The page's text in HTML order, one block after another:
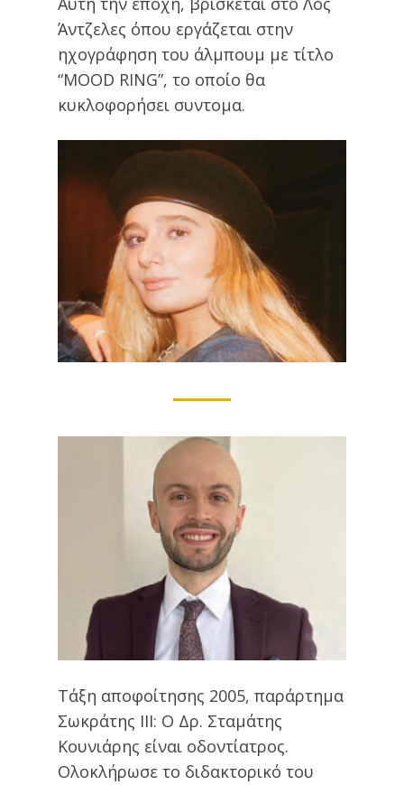
Άντζελες όπου εργάζεται στην
ηχογράφηση του άλμπουμ με τίτλο
“MOOD RING”, το οποίο θα
κυκλοφορήσει συντομα.
Τάξη αποφοίτησης 2005, παράρτημα
Σωκράτης ΙΙΙ: Ο Δρ. Σταμάτης
Κουνιάρης είναι οδοντίατρος.
Ολοκλήρωσε το διδακτορικό του